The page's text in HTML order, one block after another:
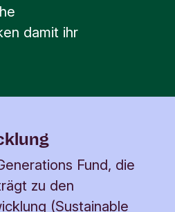
damit ihr
Fund, die
zu den
(Sustainable